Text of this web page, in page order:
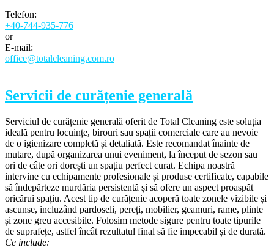
Telefon:
+40-744-935-776
or
E-mail:
office@totalcleaning.com.ro
Servicii de curățenie generală
Serviciul de curățenie generală oferit de Total Cleaning este soluția
ideală pentru locuințe, birouri sau spații comerciale care au nevoie
de o igienizare completă și detaliată. Este recomandat înainte de
mutare, după organizarea unui eveniment, la început de sezon sau
ori de câte ori dorești un spațiu perfect curat. Echipa noastră
intervine cu echipamente profesionale și produse certificate, capabile
să îndepărteze murdăria persistentă și să ofere un aspect proaspăt
oricărui spațiu. Acest tip de curățenie acoperă toate zonele vizibile și
ascunse, incluzând pardoseli, pereți, mobilier, geamuri, rame, plinte
și zone greu accesibile. Folosim metode sigure pentru toate tipurile
de suprafețe, astfel încât rezultatul final să fie impecabil și de durată.
Ce include: